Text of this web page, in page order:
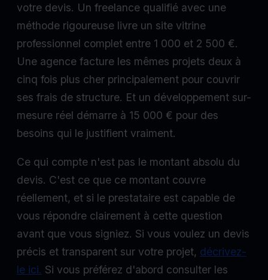
votre devis. Un freelance qualifié avec une
méthode rigoureuse livre un site vitrine
professionnel complet entre 1 000 et 2 500 €.
Une agence facture les mêmes projets deux à
cinq fois plus cher principalement pour couvrir
ses frais de structure. Et un développement sur-
mesure réel démarre à 15 000 € pour des
besoins qui le justifient vraiment.
Ce qui compte n'est pas le montant absolu du
devis. C'est ce que ce montant couvre
réellement, et si le prestataire est capable de
vous répondre clairement à cette question
avant que vous signiez. Si vous voulez un devis
précis et transparent sur votre projet, décrivez-
le ici. Si vous préférez d'abord consulter les